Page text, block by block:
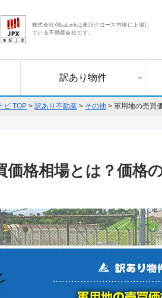
株式会社AlbaLinkは東証グロース市場に上場し
ている不動産会社です。
訳あり物件
ビ TOP > 訳あり不動産 > その他 > 軍用地の売買
価格相場とは？価格